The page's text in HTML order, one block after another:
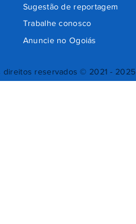
direitos reservados © 2021 - 2025
Sugestão de reportagem
Trabalhe conosco
Anuncie no Ogoiás